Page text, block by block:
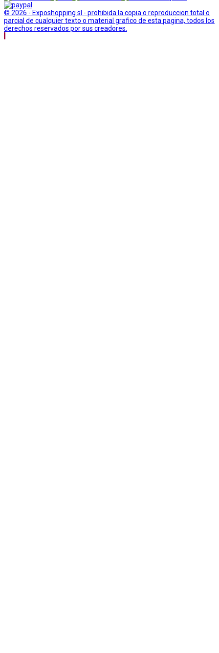
© 2026 - Exposhopping sl - prohibida la copia o reproduccion total o
parcial de cualquier texto o material grafico de esta pagina, todos los
derechos reservados por sus creadores.